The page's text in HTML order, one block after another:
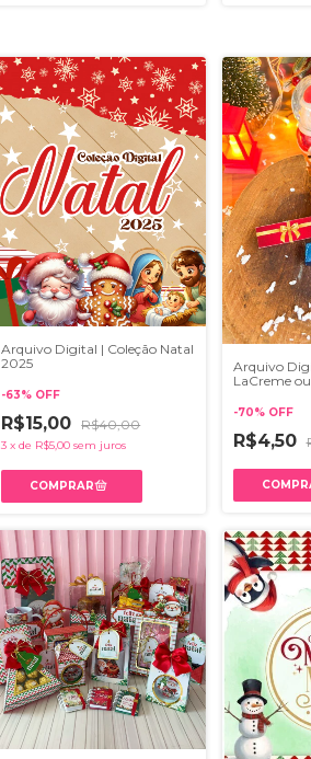
Arquivo Digital | Coleção Natal
2025
-63% OFF
R$15,00 R$40,00
3 xde R$5,00 sem juros
Arquivo
LaCreme
-70% OFF
R$4,50